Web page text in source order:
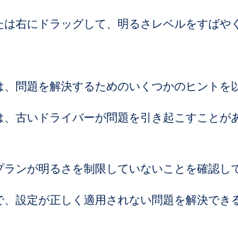
右にドラッグして、明るさレベルをすばや
問題を解決するためのいくつかのヒントを
古いドライバーが問題を引き起こすこと
ンが明るさを制限していないことを確認し
設定が正しく適用されない問題を解決でき